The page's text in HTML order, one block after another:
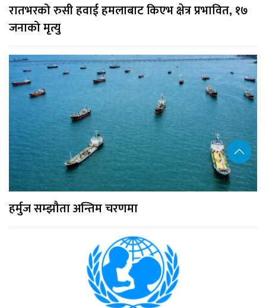
रातभरको रुसी हवाई हमलाबाट किएभ क्षेत्र प्रभावित, १७
जनाको मृत्यु
हर्मुज सम्झौता अन्तिम चरणमा